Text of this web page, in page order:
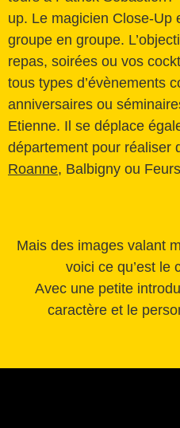
up. Le magicien Close-Up
groupe en groupe.
repas, soirées ou vos
tous types d’évènements
anniversaires ou
Etienne. Il se déplace
département pour réaliser
Roanne, Balbigny ou
Mais des images valant
voici ce qu’est le
Avec une petite
caractère et le